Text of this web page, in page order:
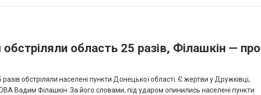
область 25 разів, Філашкін — про
обстріляли населені пункти Донецької області. Є жертви у Дружківці,
Вадим Філашкін. За його словами, під ударом опинились населені пункти